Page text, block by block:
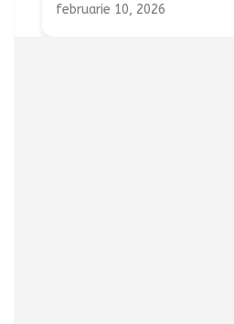
februarie 10, 2026